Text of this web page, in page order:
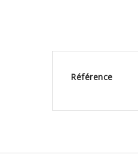
Référence